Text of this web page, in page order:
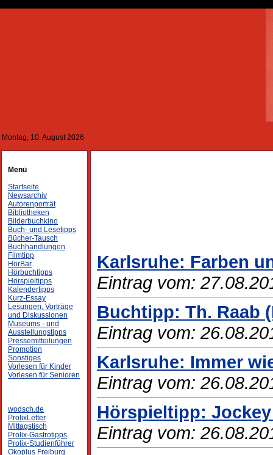
Montag, 10. August 2026
Menü
Startseite
Newsarchiv
Autorenporträt
Bibliotheken
Bilderbuchkino
Buch- und Lesetipps
Bücher-Tausch
Buchhandlungen
Filmtipp
HörBar
Hörbuchtipps
Hörspieltipps
Kalendertipps
Kurz-Essay
Lesungen, Vorträge
und Diskussionen
Museums - und
Ausstellungstipps
Pressemitteilungen
Promotion
Sonstiges
Vorlesen für Kinder
Vorlesen für Senioren
wodsch.de
ProlixLetter
Mittagstisch
Prolix-Gastrotipps
Prolix-Studienführer
Ökoplus Freiburg
Karlsruhe: Farben
Eintrag vom:
Buchtipp: Th. Raab
Eintrag vom:
Karlsruhe: Immer
Eintrag vom:
Hörspieltipp:
Eintrag vom: